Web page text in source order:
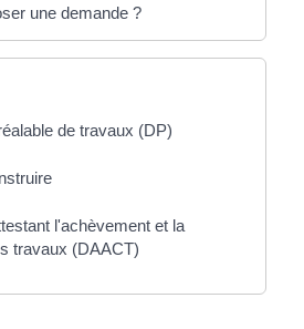
une demande ?
de travaux (DP)
l'achèvement et la
travaux (DAACT)